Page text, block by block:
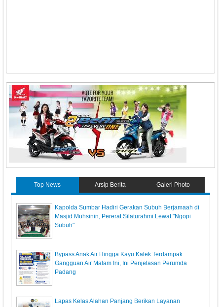
Top News Arsip Berita Galeri Photo
Kapolda Sumbar Hadiri Gerakan Subuh Berjamaah di
Masjid Muhsinin, Pererat Silaturahmi Lewat "Ngopi
Subuh"
Bypass Anak Air Hingga Kayu Kalek Terdampak
Gangguan Air Malam Ini, Ini Penjelasan Perumda
Padang
Lapas Kelas Alahan Panjang Berikan Layanan